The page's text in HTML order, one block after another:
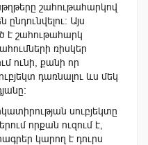
շահութահարկով
Այս
է շահութահարկ
ռիսկեր
ունի, քանի որ
դառնալու ևս մեկ
սուբյեկտը
որքան ուզում է,
կարող է դուրս